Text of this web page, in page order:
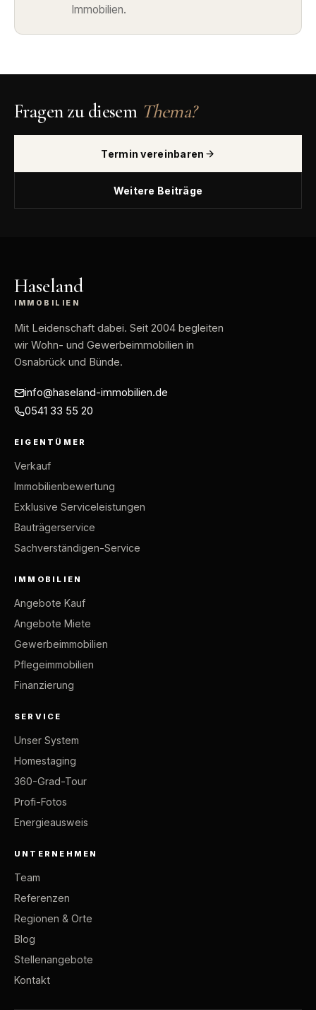
Immobilien.
Fragen zu diesem Thema?
Termin vereinbaren
Weitere Beiträge
Haseland
IMMOBILIEN
Mit Leidenschaft dabei. Seit 2004 begleiten
wir Wohn- und Gewerbeimmobilien in
Osnabrück und Bünde.
info@haseland-immobilien.de
0541 33 55 20
EIGENTÜMER
Verkauf
Immobilienbewertung
Exklusive Serviceleistungen
Bauträgerservice
Sachverständigen-Service
IMMOBILIEN
Angebote Kauf
Angebote Miete
Gewerbeimmobilien
Pflegeimmobilien
Finanzierung
SERVICE
Unser System
Homestaging
360-Grad-Tour
Profi-Fotos
Energieausweis
UNTERNEHMEN
Team
Referenzen
Regionen & Orte
Blog
Stellenangebote
Kontakt